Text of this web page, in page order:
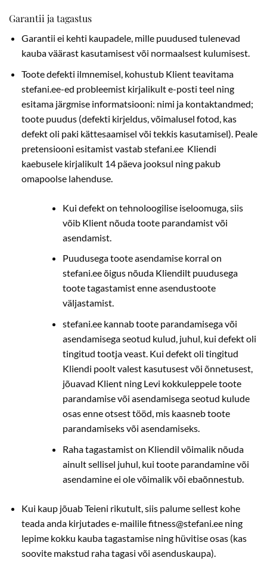
Garantii ja tagastus
Garantii ei kehti kaupadele, mille puudused tulenevad
kauba väärast kasutamisest või normaalsest kulumisest.
Toote defekti ilmnemisel, kohustub Klient teavitama
stefani.ee-ed probleemist kirjalikult e-posti teel ning
esitama järgmise informatsiooni: nimi ja kontaktandmed;
toote puudus (defekti kirjeldus, võimalusel fotod, kas
defekt oli paki kättesaamisel või tekkis kasutamisel). Peale
pretensiooni esitamist vastab stefani.ee Kliendi
kaebusele kirjalikult 14 päeva jooksul ning pakub
omapoolse lahenduse.
Kui defekt on tehnoloogilise iseloomuga, siis
võib Klient nõuda toote parandamist või
asendamist.
Puudusega toote asendamise korral on
stefani.ee õigus nõuda Kliendilt puudusega
toote tagastamist enne asendustoote
väljastamist.
stefani.ee kannab toote parandamisega või
asendamisega seotud kulud, juhul, kui defekt oli
tingitud tootja veast. Kui defekt oli tingitud
Kliendi poolt valest kasutusest või õnnetusest,
jõuavad Klient ning Levi kokkuleppele toote
parandamise või asendamisega seotud kulude
osas enne otsest tööd, mis kaasneb toote
parandamiseks või asendamiseks.
Raha tagastamist on Kliendil võimalik nõuda
ainult sellisel juhul, kui toote parandamine või
asendamine ei ole võimalik või ebaõnnestub.
Kui kaup jõuab Teieni rikutult, siis palume sellest kohe
teada anda kirjutades e-mailile fitness@stefani.ee ning
lepime kokku kauba tagastamise ning hüvitise osas (kas
soovite makstud raha tagasi või asenduskaupa).